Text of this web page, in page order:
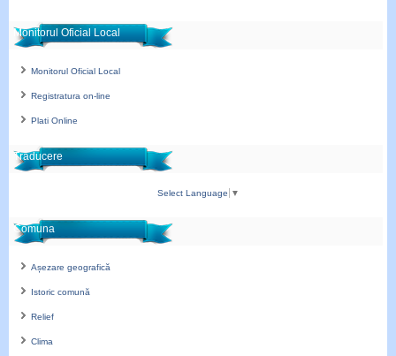
Monitorul Oficial Local
Monitorul Oficial Local
Registratura on-line
Plati Online
Traducere
Select Language ▼
Comuna
Așezare geografică
Istoric comună
Relief
Clima